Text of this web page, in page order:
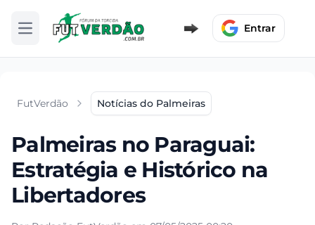
Abrir menu Entrar
FutVerdão Notícias do Palmeiras
Palmeiras no Paraguai:
Estratégia e Histórico na
Libertadores